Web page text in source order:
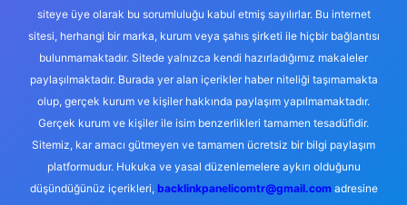
siteye üye olarak bu sorumluluğu kabul etmiş sayılırlar. Bu internet
sitesi, herhangi bir marka, kurum veya şahıs şirketi ile hiçbir bağlantısı
bulunmamaktadır. Sitede yalnızca kendi hazırladığımız makaleler
paylaşılmaktadır. Burada yer alan içerikler haber niteliği taşımamakta
olup, gerçek kurum ve kişiler hakkında paylaşım yapılmamaktadır.
Gerçek kurum ve kişiler ile isim benzerlikleri tamamen tesadüfidir.
Sitemiz, kar amacı gütmeyen ve tamamen ücretsiz bir bilgi paylaşım
platformudur. Hukuka ve yasal düzenlemelere aykırı olduğunu
düşündüğünüz içerikleri, backlinkpanelicomtr@gmail.comadresine